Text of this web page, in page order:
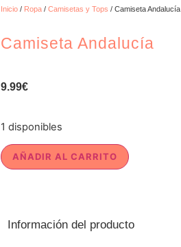
Inicio / Ropa / Camisetas y Tops / Camiseta Andalucía
Camiseta Andalucía
9.99€
1 disponibles
AÑADIR AL CARRITO
Información del producto